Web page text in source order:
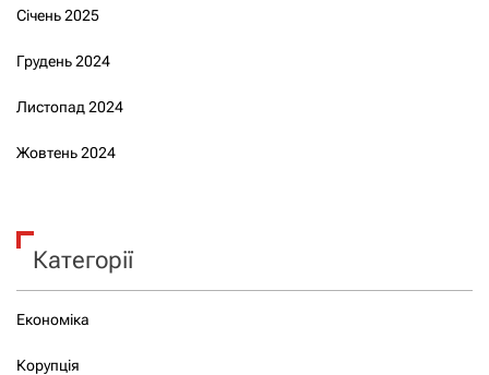
Січень 2025
Грудень 2024
Листопад 2024
Жовтень 2024
Категорії
Економіка
Корупція